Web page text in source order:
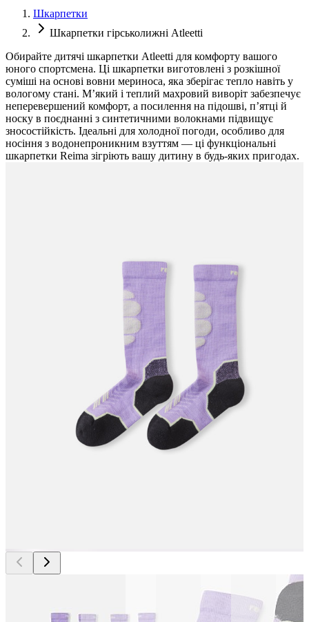
Шкарпетки
Шкарпетки гірськолижні Atleetti
Обирайте дитячі шкарпетки Atleetti для комфорту вашого
юного спортсмена. Ці шкарпетки виготовлені з розкішної
суміші на основі вовни мериноса, яка зберігає тепло навіть у
вологому стані. М’який і теплий махровий виворіт забезпечує
неперевершений комфорт, а посилення на підошві, п’ятці й
носку в поєднанні з синтетичними волокнами підвищує
зносостійкість. Ідеальні для холодної погоди, особливо для
носіння з водонепроникним взуттям — ці функціональні
шкарпетки Reima зігріють вашу дитину в будь-яких пригодах.